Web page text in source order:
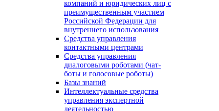
компаний и юридических лиц с
преимущественным участием
Российской Федерации для
внутреннего использования
Средства управления
контактными центрами
Средства управления
диалоговыми роботами (чат-
боты и голосовые роботы)
Базы знаний
Интеллектуальные средства
управления экспертной
деятельностью